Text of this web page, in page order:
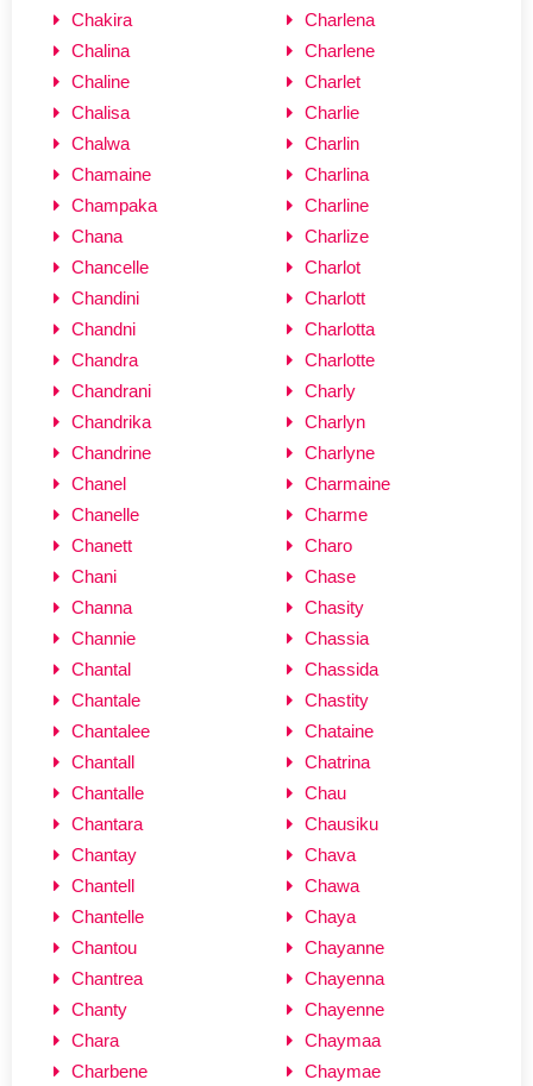
Chakira
Chalina
Chaline
Chalisa
Chalwa
Chamaine
Champaka
Chana
Chancelle
Chandini
Chandni
Chandra
Chandrani
Chandrika
Chandrine
Chanel
Chanelle
Chanett
Chani
Channa
Channie
Chantal
Chantale
Chantalee
Chantall
Chantalle
Chantara
Chantay
Chantell
Chantelle
Chantou
Chantrea
Chanty
Chara
Charbene
Charlena
Charlene
Charlet
Charlie
Charlin
Charlina
Charline
Charlize
Charlot
Charlott
Charlotta
Charlotte
Charly
Charlyn
Charlyne
Charmaine
Charme
Charo
Chase
Chasity
Chassia
Chassida
Chastity
Chataine
Chatrina
Chau
Chausiku
Chava
Chawa
Chaya
Chayanne
Chayenna
Chayenne
Chaymaa
Chaymae